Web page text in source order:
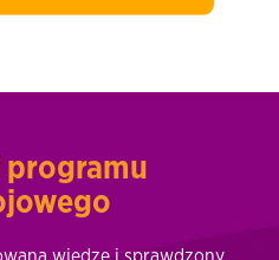
programu